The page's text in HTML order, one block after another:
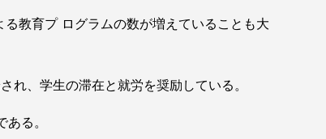
教育プ ログラムの数が増えていることも大
れ、学生の滞在と就労を奨励している。
る。